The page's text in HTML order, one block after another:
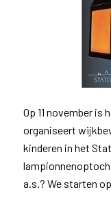
Op 11 november is
organiseert
kinderen in het
a.s.? We starten